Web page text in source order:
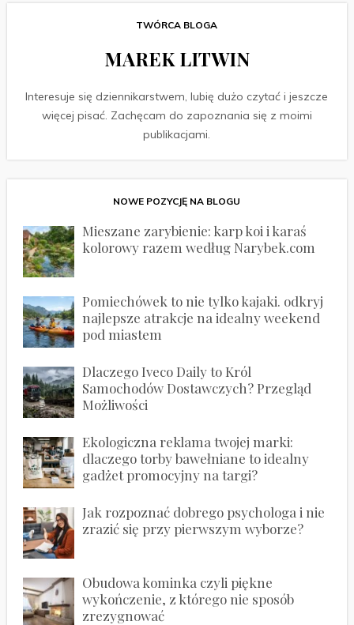
TWÓRCA BLOGA
MAREK LITWIN
Interesuje się dziennikarstwem, lubię dużo czytać i jeszcze
więcej pisać. Zachęcam do zapoznania się z moimi
publikacjami.
NOWE POZYCJĘ NA BLOGU
Mieszane zarybienie: karp koi i karaś
kolorowy razem według Narybek.com
Pomiechówek to nie tylko kajaki. odkryj
najlepsze atrakcje na idealny weekend
pod miastem
Dlaczego Iveco Daily to Król
Samochodów Dostawczych? Przegląd
Możliwości
Ekologiczna reklama twojej marki:
dlaczego torby bawełniane to idealny
gadżet promocyjny na targi?
Jak rozpoznać dobrego psychologa i nie
zrazić się przy pierwszym wyborze?
Obudowa kominka czyli piękne
wykończenie, z którego nie sposób
zrezygnować